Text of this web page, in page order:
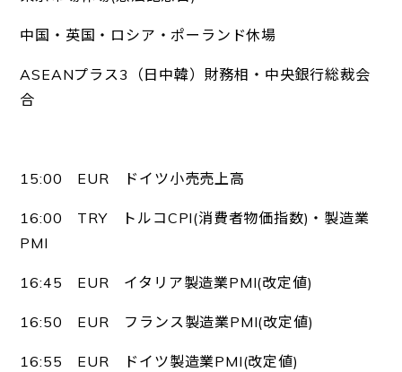
中国・英国・ロシア・ポーランド休場
ASEANプラス3（日中韓）財務相・中央銀行総裁会
合
15:00 EUR ドイツ小売売上高
16:00 TRY トルコCPI(消費者物価指数)・製造業
PMI
16:45 EUR イタリア製造業PMI(改定値)
16:50 EUR フランス製造業PMI(改定値)
16:55 EUR ドイツ製造業PMI(改定値)